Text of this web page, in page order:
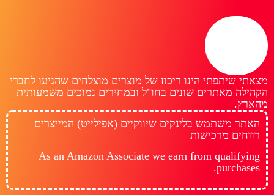
מצאתי שיתפתי הינו ריכוז של מוצרים מוצלחים שהגיעו לחברי
הקהילה מאתרים שונים בחו"ל ובמחירים נמוכים משמעותית
מהארץ.
האתר משתמש בלינקים שיווקיים (אפילייט) המייצרים
רווחים מרכישות
As an Amazon Associate we earn from qualifying
purchases.